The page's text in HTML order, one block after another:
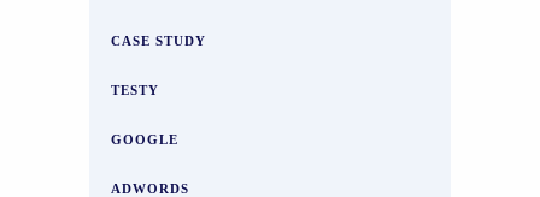
CASE STUDY
TESTY
GOOGLE
ADWORDS